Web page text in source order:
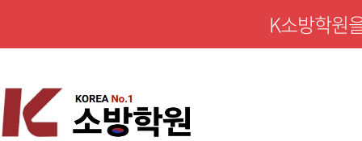
K소방학원